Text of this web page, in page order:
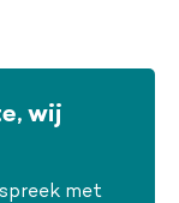
wij
met